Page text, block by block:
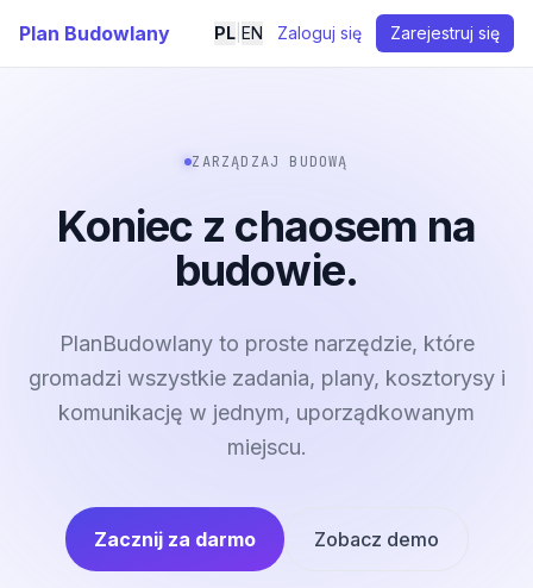
Plan Budowlany PL EN Zaloguj się Zarejestruj się
ZARZĄDZAJ BUDOWĄ
Koniec z chaosem na
budowie.
PlanBudowlany to proste narzędzie, które
gromadzi wszystkie zadania, plany, kosztorysy i
komunikację w jednym, uporządkowanym
miejscu.
Zacznij za darmo Zobacz demo